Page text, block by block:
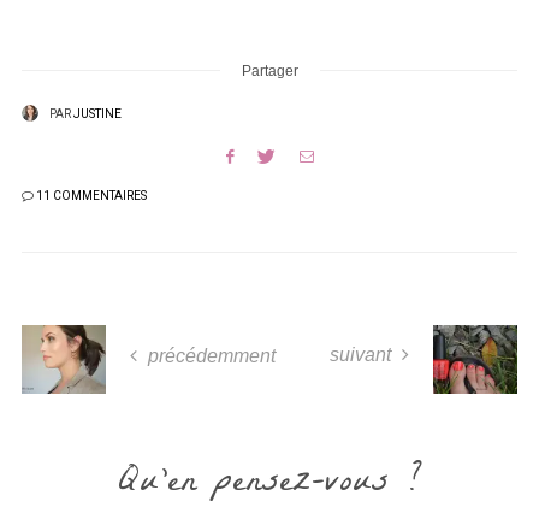
Partager
PARJUSTINE
11 COMMENTAIRES
précédemment suivant
Qu'en pensez-vous ?